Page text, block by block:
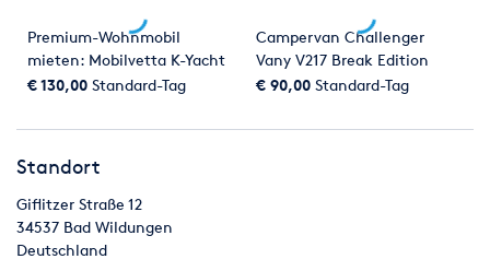
Premium-Wohnmobil
mieten: Mobilvetta K-Yacht
86 Teknoline
€ 130,00 Standard-Tag
Campervan Challenger
Vany V217 Break Edition
€ 90,00 Standard-Tag
Standort
Giflitzer Straße 12
34537 Bad Wildungen
Deutschland